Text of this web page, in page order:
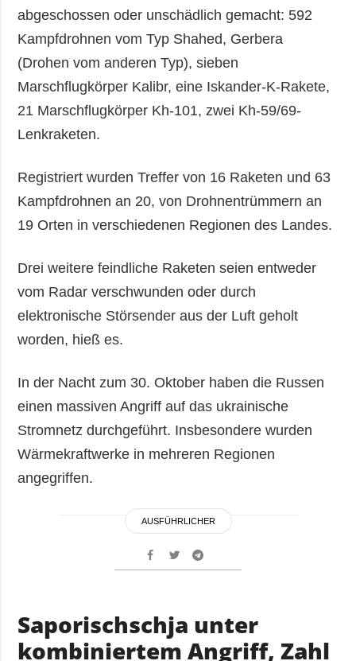
abgeschossen oder unschädlich gemacht: 592
Kampfdrohnen vom Typ Shahed, Gerbera
(Drohen vom anderen Typ), sieben
Marschflugkörper Kalibr, eine Iskander-K-Rakete,
21 Marschflugkörper Kh-101, zwei Kh-59/69-
Lenkraketen.
Registriert wurden Treffer von 16 Raketen und 63
Kampfdrohnen an 20, von Drohnentrümmern an
19 Orten in verschiedenen Regionen des Landes.
Drei weitere feindliche Raketen seien entweder
vom Radar verschwunden oder durch
elektronische Störsender aus der Luft geholt
worden, hieß es.
In der Nacht zum 30. Oktober haben die Russen
einen massiven Angriff auf das ukrainische
Stromnetz durchgeführt. Insbesondere wurden
Wärmekraftwerke in mehreren Regionen
angegriffen.
AUSFÜHRLICHER
Saporischschja unter
kombiniertem Angriff, Zahl